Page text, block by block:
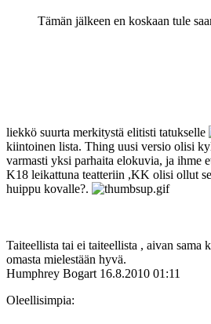
Tämän jälkeen en koskaan tule
liekkö suurta merkitystä elitisti tatukselle
kiintoinen lista. Thing uusi versio olisi
varmasti yksi parhaita elokuvia, ja ihme
K18 leikattuna teatteriin ,KK olisi ollut
huippu kovalle?.
Taiteellista tai ei taiteellista , aivan sama
omasta mielestään hyvä.
Humphrey Bogart 16.8.2010 01:11
Oleellisimpia: